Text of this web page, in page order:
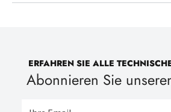
ERFAHREN SIE ALLE
Abonnieren Sie